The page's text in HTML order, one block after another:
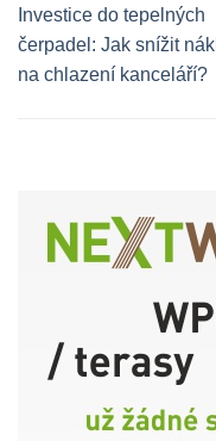
Investice do tepelných
čerpadel: Jak snížit
na chlazení kanceláří?